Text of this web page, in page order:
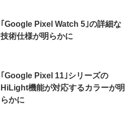
｢Google Pixel Watch 5｣の詳細な
技術仕様が明らかに
｢Google Pixel 11｣シリーズの
HiLight機能が対応するカラーが明
らかに